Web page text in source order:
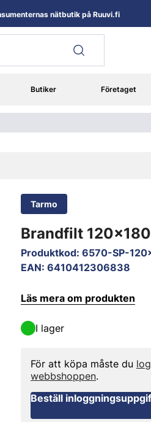
Butiker Företaget
nätbutik på Ruuvi.fi
Tarmo
Brandfilt
Produktkod: 6570-SP-
EAN: 6410412306838
Läs mera om produkten
I lager
För att köpa måste du
webbshoppen.
Beställ